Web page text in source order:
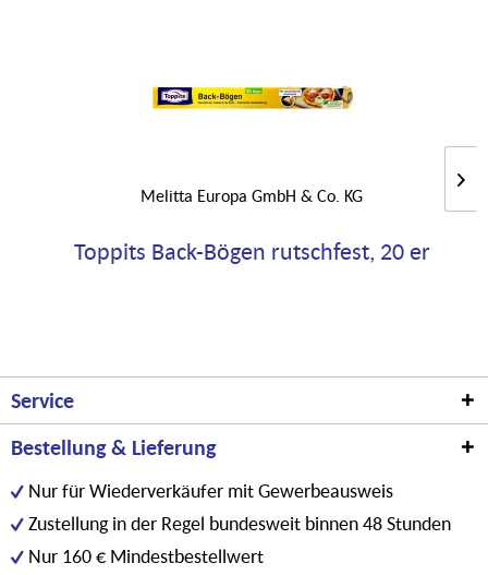
Melitta Europa GmbH & Co. KG
Toppits Back-Bögen rutschfest, 20 er
Service
Bestellung & Lieferung
Nur für Wiederverkäufer mit Gewerbeausweis
Zustellung in der Regel bundesweit binnen 48 Stunden
Nur 160 € Mindestbestellwert